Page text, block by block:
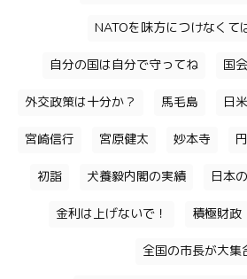
NATOを味方につけなくて
自分の国は自分で守ってね 国
外交政策は十分か？ 馬毛島 日
宮崎信行 宮原健太 妙本寺
初詣 犬養毅内閣の実績 日本
金利は上げないで！ 積極財政
全国の市長が大集